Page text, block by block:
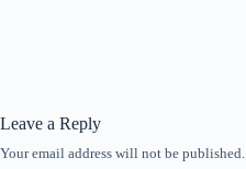
Leave a Reply
Your email address will not be published.